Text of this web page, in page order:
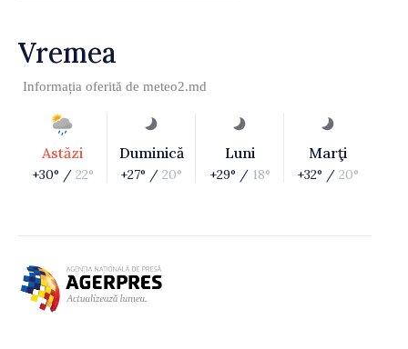
Vremea
Informația oferită de meteo2.md
Astăzi
+30° / 22°
Duminică
+27° / 20°
Luni
+29° / 18°
Marţi
+32° / 20°